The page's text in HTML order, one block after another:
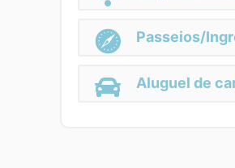
Passeios/
Aluguel de